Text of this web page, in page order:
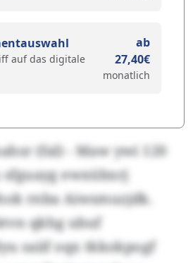
auf das digitale
ab
27,40€
monatlich
(fal) - Maw ywi 120
ewxübxrj
rnba Aiwsmuzjdk.
qkhg ubuf
saiif oqx tkkokpogf